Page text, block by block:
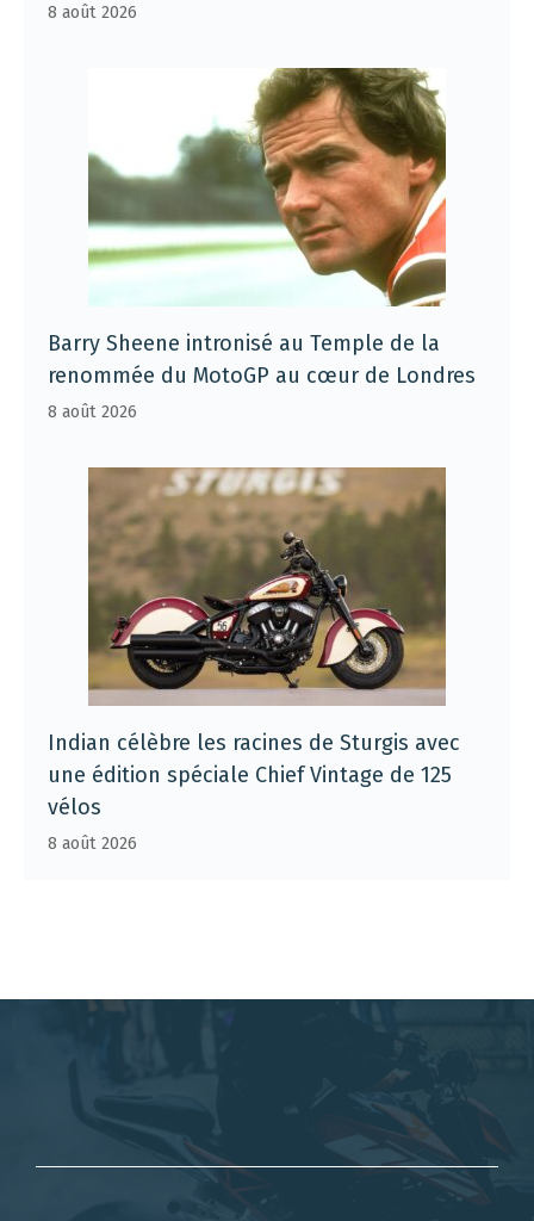
8 août 2026
Barry Sheene intronisé au Temple de la
renommée du MotoGP au cœur de Londres
8 août 2026
Indian célèbre les racines de Sturgis avec
une édition spéciale Chief Vintage de 125
vélos
8 août 2026